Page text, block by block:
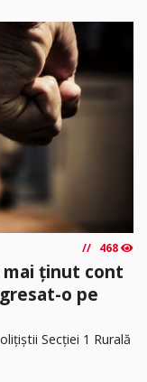
468
mai ținut cont
o pe
Secției 1 Rurală